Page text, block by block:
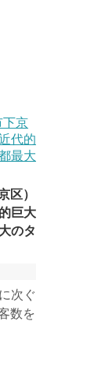
区）
巨大
のタ
次ぐ
数を
のタ